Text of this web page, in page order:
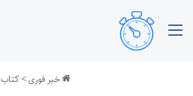
خبر فوری>کتاب